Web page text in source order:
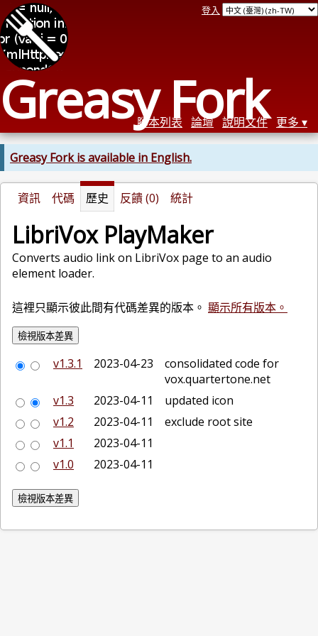
Greasy Fork
登入
腳本列表 論壇 說明文件 更多
Greasy Fork is available in English.
資訊 代碼 歷史 反饋 (0) 統計
LibriVox PlayMaker
Converts audio link on LibriVox page to an audio
element loader.
這裡只顯示彼此間有代碼差異的版本。 顯示所有版本。
v1.3.1 2023-04-23
consolidated code for
vox.quartertone.net
v1.3
2023-04-11
updated icon
v1.2
2023-04-11
exclude root site
v1.1
2023-04-11
v1.0
2023-04-11